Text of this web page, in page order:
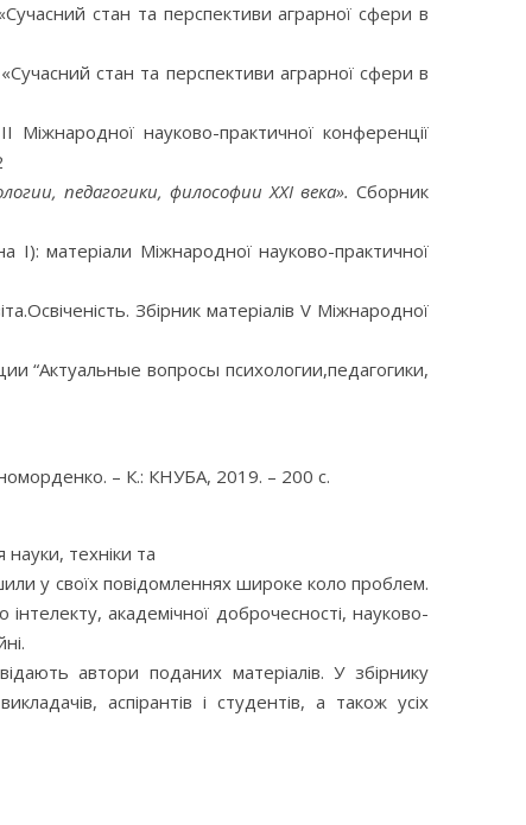
стан та перспективи аграрної сфери в
стан та перспективи аграрної сфери в
науково-практичної конференції
педагогики, философии ХХІ века». Сборник
І): матеріали Міжнародної науково-практичної
Збірник матеріалів V Міжнародної
“Актуальные вопросы психологии,педагогики,
– К.: КНУБА, 2019. – 200 с.
науки, техніки та
у своїх повідомленнях широке коло проблем.
академічної доброчесності, науково-
автори поданих матеріалів. У збірнику
аспірантів і студентів, а також усіх